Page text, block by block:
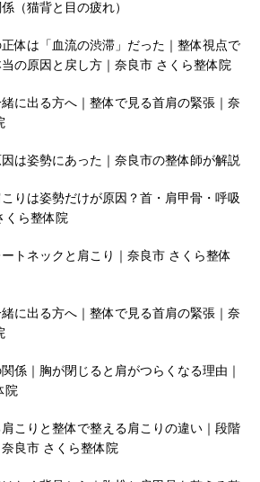
（猫背と目の疲れ）
体は「血流の渋滞」だった｜整体視点で
の原因と戻し方｜奈良市 さくら整体院
に出る方へ｜整体で見る首肩の緊張｜奈
は姿勢にあった｜奈良市の整体師が解説
りは姿勢だけが原因？首・肩甲骨・呼吸
くら整体院
トネックと肩こり｜奈良市 さくら整体
に出る方へ｜整体で見る首肩の緊張｜奈
係｜胸が閉じると肩がつらくなる理由｜
院
こりと整体で整える肩こりの違い｜段階
良市 さくら整体院